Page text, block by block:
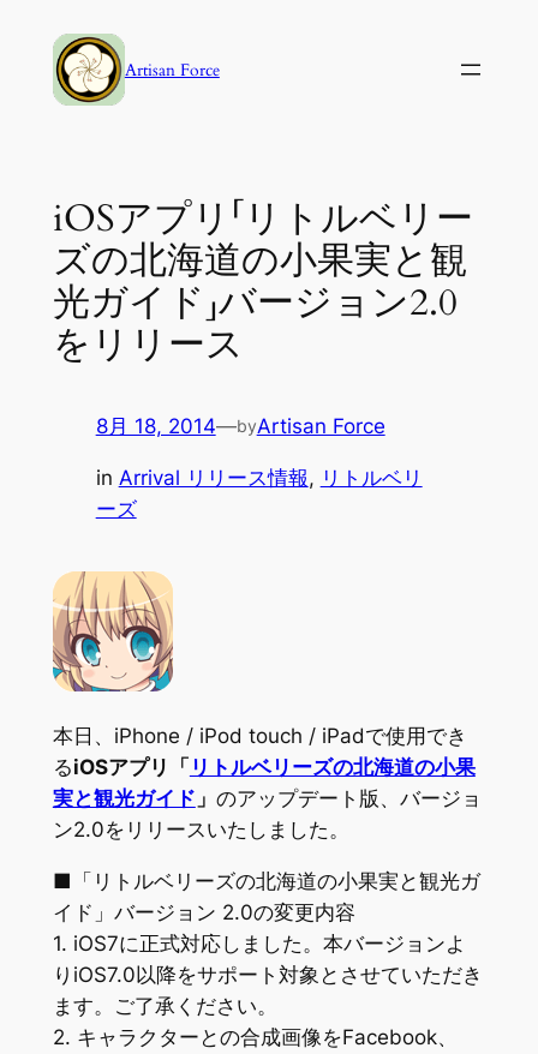
Artisan Force
iOSアプリ「リトルベリー
ズの北海道の小果実と観
光ガイド」バージョン2.0
をリリース
8月 18, 2014—byArtisan Force
in Arrival リリース情報, リトルベリ
ーズ
本日、iPhone / iPod touch / iPadで使用でき
るiOSアプリ「 リトルベリーズの北海道の小果
実と観光ガイド 」 のアップデート版、バージョ
ン2.0をリリースいたしました。
■「リトルベリーズの北海道の小果実と観光ガ
イド」バージョン 2.0の変更内容
1. iOS7に正式対応しました。本バージョンよ
りiOS7.0以降をサポート対象とさせていただき
ます。ご了承ください。
2. キャラクターとの合成画像をFacebook、